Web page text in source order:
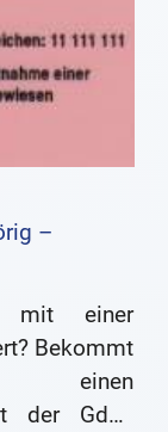
–
mit einer
Bekommt
einen
der GdB?